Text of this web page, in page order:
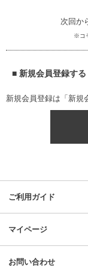
次回か
※コ
■ 新規会員登録する
新規会員登録は「新規
ご利用ガイド
マイページ
お問い合わせ